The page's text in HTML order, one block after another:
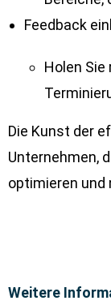
Feedback
Holen
Die Kunst der
Unternehmen,
optimieren und
Weitere